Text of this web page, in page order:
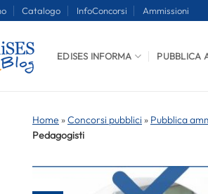
Catalogo InfoConcorsi Ammissioni
EDISES INFORMA PUBBLICA
Home »Concorsi pubblici » Pubblica
Pedagogisti